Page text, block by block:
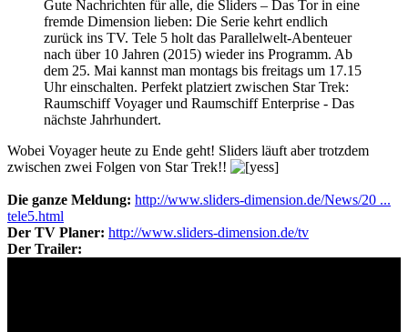
Gute Nachrichten für alle, die Sliders – Das Tor in eine
fremde Dimension lieben: Die Serie kehrt endlich
zurück ins TV. Tele 5 holt das Parallelwelt-Abenteuer
nach über 10 Jahren (2015) wieder ins Programm. Ab
dem 25. Mai kannst man montags bis freitags um 17.15
Uhr einschalten. Perfekt platziert zwischen Star Trek:
Raumschiff Voyager und Raumschiff Enterprise - Das
nächste Jahrhundert.
Wobei Voyager heute zu Ende geht! Sliders läuft aber trotzdem
zwischen zwei Folgen von Star Trek!!
Die ganze Meldung: http://www.sliders-dimension.de/News/20 ...
tele5.html
Der TV Planer: http://www.sliders-dimension.de/tv
Der Trailer: